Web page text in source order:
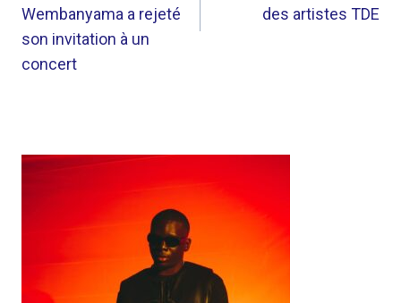
Wembanyama a rejeté
son invitation à un
concert
des artistes TDE